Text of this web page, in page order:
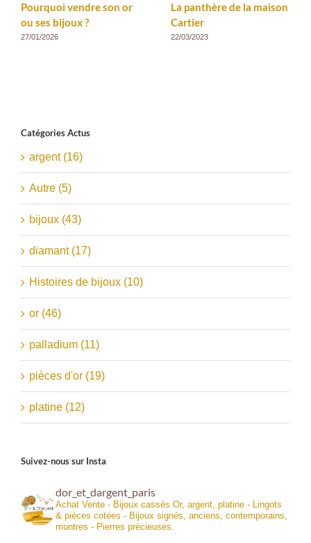
Pourquoi vendre son or
ou ses bijoux ?
27/01/2026
La panthère de la maison
Cartier
22/03/2023
Catégories Actus
argent (16)
Autre (5)
bijoux (43)
diamant (17)
Histoires de bijoux (10)
or (46)
palladium (11)
pièces d'or (19)
platine (12)
Suivez-nous sur Insta
dor_et_dargent_paris
Achat Vente - Bijoux cassés Or, argent, platine - Lingots
& pièces cotées - Bijoux signés, anciens, contemporains,
montres - Pierres précieuses.